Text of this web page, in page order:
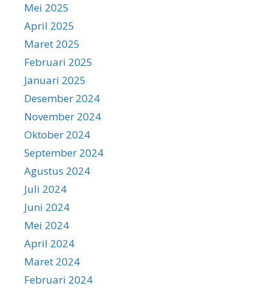
Mei 2025
April 2025
Maret 2025
Februari 2025
Januari 2025
Desember 2024
November 2024
Oktober 2024
September 2024
Agustus 2024
Juli 2024
Juni 2024
Mei 2024
April 2024
Maret 2024
Februari 2024